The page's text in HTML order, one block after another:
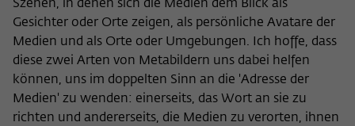
Szenen, in denen sich die Medien dem Blick als
Gesichter oder Orte zeigen, als persönliche Avatare der
Medien und als Orte oder Umgebungen. Ich hoffe, dass
diese zwei Arten von Metabildern uns dabei helfen
können, uns im doppelten Sinn an die 'Adresse der
Medien' zu wenden: einerseits, das Wort an sie zu
richten und andererseits, die Medien zu verorten, ihnen